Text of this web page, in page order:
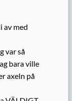
av med
var så
bara ville
axeln på